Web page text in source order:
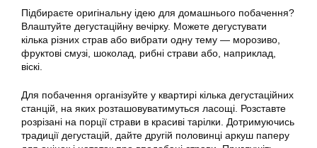
Підбираєте оригінальну ідею для домашнього побачення?
Влаштуйте дегустаційну вечірку. Можете дегустувати
кілька різних страв або вибрати одну тему — морозиво,
фруктові смузі, шоколад, рибні страви або, наприклад,
віскі.
Для побачення організуйте у квартирі кілька дегустаційних
станцій, на яких розташовуватимуться ласощі. Розставте
розрізані на порції страви в красиві тарілки. Дотримуючись
традиції дегустацій, дайте другій половинці аркуш паперу